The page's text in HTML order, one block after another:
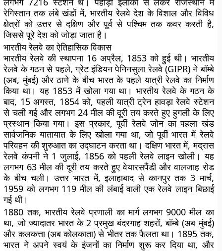
रेगिस्तान तक लंबे खंडों में, भारतीय रेलवे देश के विशाल और विविध
क्षेत्रों को उत्तर से दक्षिण और पूर्व से पश्चिम तक कवर करती है,
जिससे पूरे देश को जोड़ा जाता है।
भारतीय रेलवे का ऐतिहासिक विकास
भारतीय रेलवे की स्थापना 16 अप्रैल, 1853 को हुई थी। भारतीय
रेलवे के गठन से पहले, ग्रेट इंडियन पेनिनसुला रेलवे (GIPR) ने बॉम्बे
(अब, मुंबई) और ठाणे के बीच भारत के पहले यात्री रेलवे का निर्माण
किया था। यह 1853 में खोला गया था। भारतीय रेलवे के गठन के
बाद, 15 अगस्त, 1854 को, पहली यात्री ट्रेन हावड़ा रेलवे स्टेशन
से चली गई और लगभग 24 मील की दूरी तय करते हुए हुगली के लिए
प्रस्थान किया गया। इस प्रकार, पूर्वी रेलवे जोन का पहला खंड
सार्वजनिक यातायात के लिए खोला गया था, जो पूर्वी भारत में रेलवे
परिवहन की शुरुआत का उद्घाटन करता था। दक्षिण भारत में, मद्रास
रेलवे कंपनी ने 1 जुलाई, 1856 को पहली रेलवे लाइन खोली। यह
लगभग 63 मील की दूरी तय करते हुए वेयारसपैंडी और वालजाह रोड
के बीच चली। उत्तर भारत में, इलाहाबाद से कानपुर तक 3 मार्च,
1959 को लगभग 119 मील की लंबाई वाली एक रेलवे लाइन बिछाई
गई थी।
1880 तक, भारतीय रेलवे प्रणाली का मार्ग लगभग 9000 मील का
था, जो ज्यादातर भारत के 2 प्रमुख बंदरगाह शहरों, बॉम्बे (अब मुंबई)
और कलकत्ता (अब कोलकाता) से भीतर तक फैलता था। 1895 तक,
भारत ने अपने स्वयं के इंजनों का निर्माण शुरू कर दिया था, और